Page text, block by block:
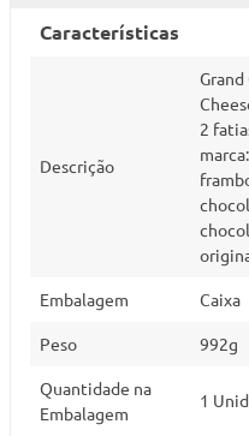
Características
Descrição
2
Embalagem Caixa
Peso 992g
Quantidade na
Embalagem
1